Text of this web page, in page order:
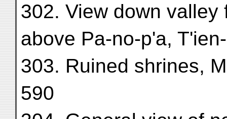
302. View down
above Pa-no-p'a,
303. Ruined shrines,
590